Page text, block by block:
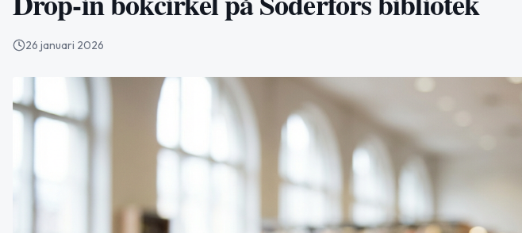
26 januari 2026